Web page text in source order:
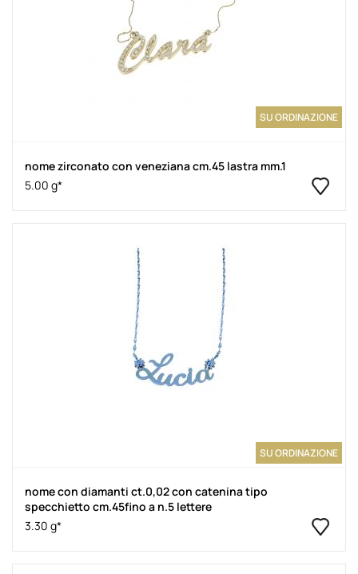
SU ORDINAZIONE
nome zirconato con veneziana cm.45 lastra mm.1
5.00 g*
SU ORDINAZIONE
nome con diamanti ct.0,02 con catenina tipo
specchietto cm.45fino a n.5 lettere
3.30 g*